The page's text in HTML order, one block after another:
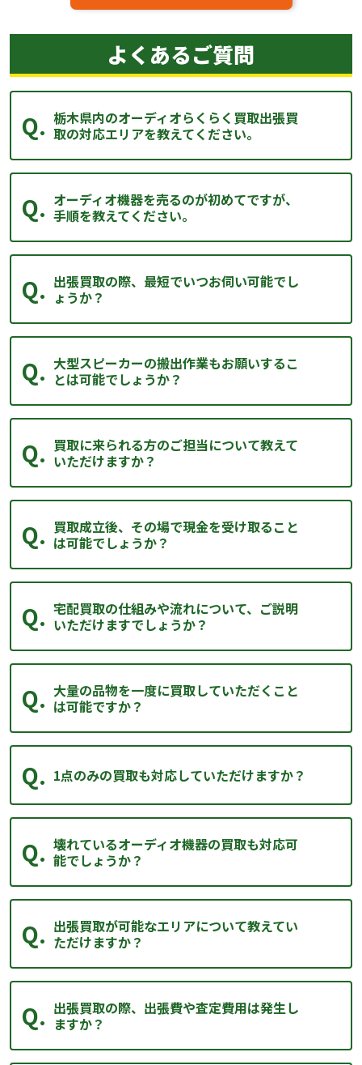
よくあるご質問
栃木県内のオーディオらくらく買取出張買
取の対応エリアを教えてください。
オーディオ機器を売るのが初めてですが、
手順を教えてください。
出張買取の際、最短でいつお伺い可能でし
ょうか？
大型スピーカーの搬出作業もお願いするこ
とは可能でしょうか？
買取に来られる方のご担当について教えて
いただけますか？
買取成立後、その場で現金を受け取ること
は可能でしょうか？
宅配買取の仕組みや流れについて、ご説明
いただけますでしょうか？
大量の品物を一度に買取していただくこと
は可能ですか？
1点のみの買取も対応していただけますか？
壊れているオーディオ機器の買取も対応可
能でしょうか？
出張買取が可能なエリアについて教えてい
ただけますか？
出張買取の際、出張費や査定費用は発生し
ますか？